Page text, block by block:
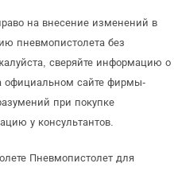
на внесение изменений в
пневмопистолета без
сверяйте информацию о
официальном сайте фирмы-
при покупке
у консультантов.
Пневмопистолет для